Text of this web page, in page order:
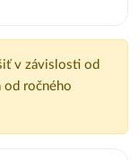
v závislosti od
od ročného